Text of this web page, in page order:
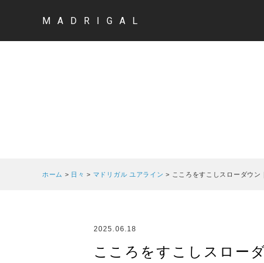
MADRIGAL
ホーム > 日々 > マドリガル ユアライン > こころをすこしスローダウン
2025.06.18
こころをすこしスロー